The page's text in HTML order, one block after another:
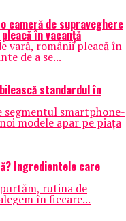
cameră de supraveghere
în vacanță
vară, românii pleacă în
de a se...
standardul în
segmentul smartphone-
modele apar pe piața
Ingredientele care
rutina de
în fiecare...